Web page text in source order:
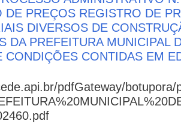
DE PREÇOS REGISTRO DE
DIVERSOS DE
DA PREFEITURA MUNICIPAL
CONDIÇÕES CONTIDAS EM
pdfGateway/botupora/